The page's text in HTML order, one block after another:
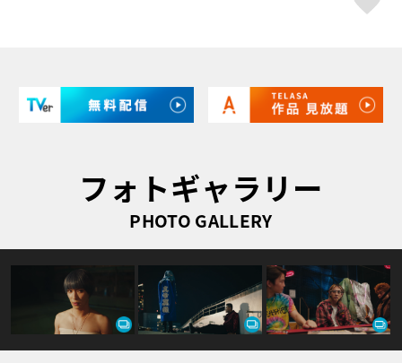
フォトギャラリー
PHOTO GALLERY